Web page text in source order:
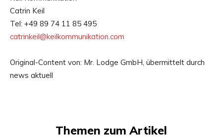
Catrin Keil
Tel: +49 89 74 11 85 495
catrinkeil@keilkommunikation.com
Original-Content von: Mr. Lodge GmbH, übermittelt durch
news aktuell
Themen zum Artikel